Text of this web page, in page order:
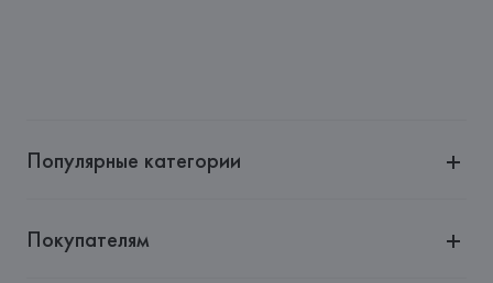
Популярные категории
Покупателям